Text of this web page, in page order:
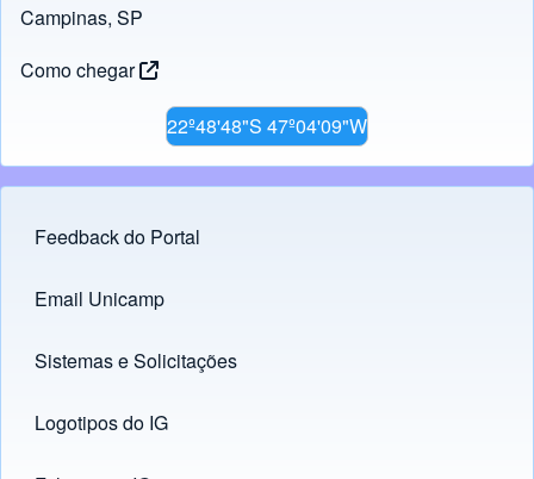
Campinas, SP
Como chegar
22º48'48"S 47º04'09"W
Footer menu
Feedback do Portal
Links
Email Unicamp
(opens in new tab)
Sistemas e Solicitações
(opens in new tab)
Logotipos do IG
(opens in new tab)